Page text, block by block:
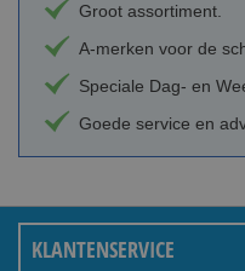
Groot assortiment.
A-merken voor de
Speciale Dag- en
Goede service en
KLANTENSERVICE